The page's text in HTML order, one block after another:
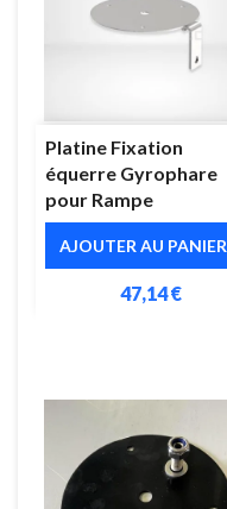
Platine Fixation
équerre Gyrophare
pour Rampe
AJOUTER AU PANIER
47,14 €